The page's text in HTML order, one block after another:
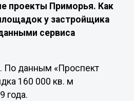
проекты Приморья. Как
у застройщика
сервиса
По данным «Проспект
160 000 кв. м
года.